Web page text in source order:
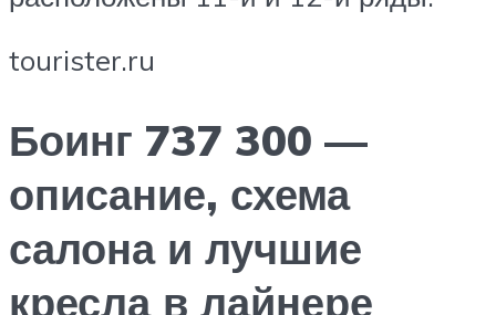
tourister.ru
Боинг 737 300 —
описание, схема
салона и лучшие
кресла в лайнере